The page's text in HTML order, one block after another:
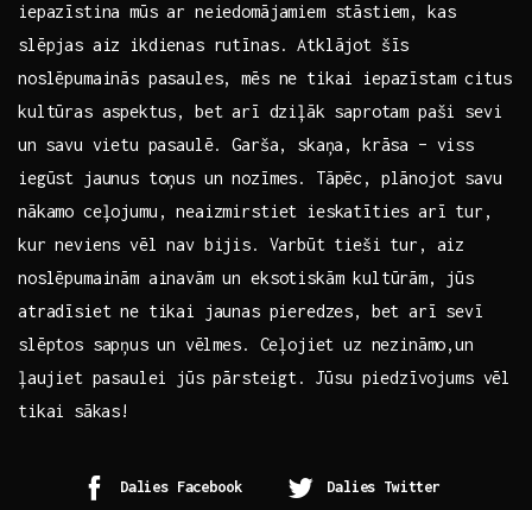
iepazīstina mūs ar ‍neiedomājamiem stāstiem, kas
slēpjas aiz ‍ikdienas rutīnas. Atklājot šīs
‌noslēpumainās pasaules, mēs ne tikai iepazīstam⁤ citus
kultūras aspektus, bet arī⁣ dziļāk ​saprotam paši sevi
un⁤ savu vietu pasaulē. Garša, skaņa, krāsa – viss
iegūst jaunus toņus un nozīmes. Tāpēc,‍ plānojot savu
nākamo ceļojumu, neaizmirstiet ieskatīties arī tur,
‌kur neviens vēl nav bijis. ⁤Varbūt tieši tur, aiz‍
noslēpumainām ainavām un eksotiskām kultūrām, ⁤jūs
atradīsiet ne‍ tikai jaunas⁤ pieredzes, bet arī⁤ sevī
slēptos sapņus⁤ un⁢ vēlmes. Ceļojiet uz nezināmo,un
⁢ļaujiet pasaulei⁢ jūs pārsteigt.⁢ Jūsu piedzīvojums vēl
tikai⁢ sākas!
Dalies Facebook Dalies Twitter